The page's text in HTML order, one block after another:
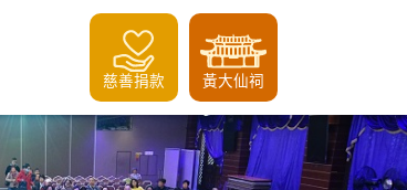
慈善捐款 黃大仙祠